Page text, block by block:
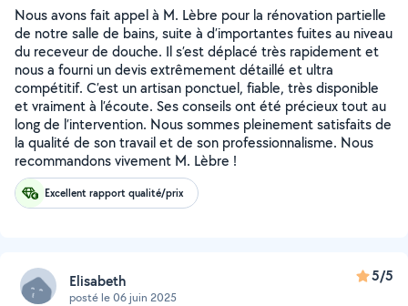
Nous avons fait appel à M. Lèbre pour la rénovation partielle
de notre salle de bains, suite à d’importantes fuites au niveau
du receveur de douche. Il s’est déplacé très rapidement et
nous a fourni un devis extrêmement détaillé et ultra
compétitif. C’est un artisan ponctuel, fiable, très disponible
et vraiment à l’écoute. Ses conseils ont été précieux tout au
long de l’intervention. Nous sommes pleinement satisfaits de
la qualité de son travail et de son professionnalisme. Nous
recommandons vivement M. Lèbre !
Excellent rapport qualité/prix
Elisabeth
posté le 06 juin 2025
5/5